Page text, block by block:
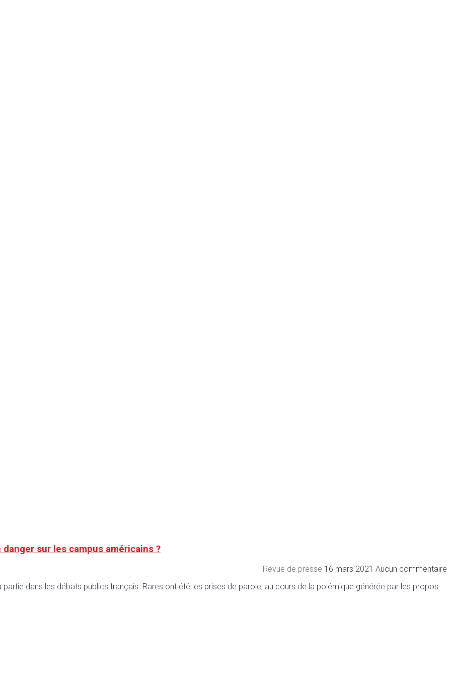
sur les campus américains ?
Revue de presse 16 mars 2021 Aucun commentaire
dans les débats publics français. Rares ont été les prises de parole, au cours de la polémique générée par les propos